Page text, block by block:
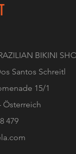
BIKINI
Santos Schreitl
15/1
Österreich
479